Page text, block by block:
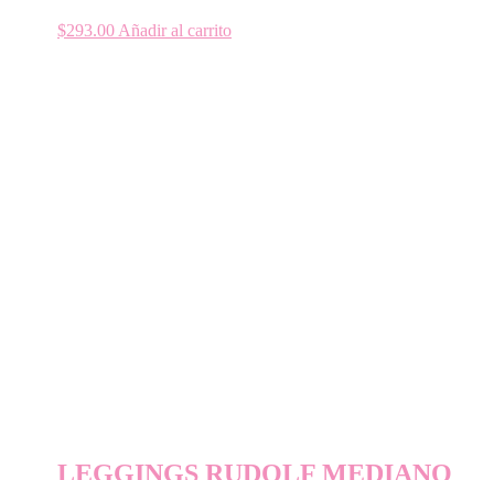
$293.00 Añadir al carrito
LEGGINGS RUDOLF MEDIANO